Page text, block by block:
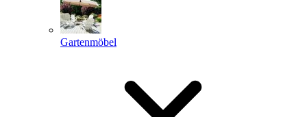
Gartenmöbel